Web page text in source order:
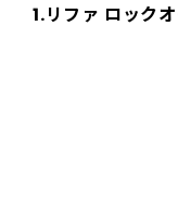
1.リファ ロック